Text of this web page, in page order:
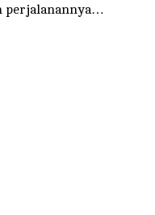
perjalanannya…